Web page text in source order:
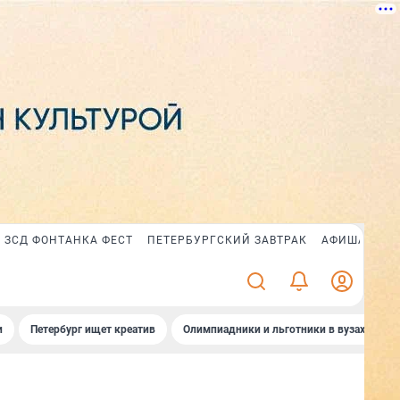
ЗСД ФОНТАНКА ФЕСТ ПЕТЕРБУРГСКИЙ ЗАВТРАК АФИША PLUS
Петербург ищет креатив Олимпиадники и льготники в вузах СПб